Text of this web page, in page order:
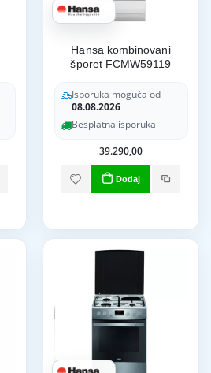
Hansa kombinovani
šporet FCMW59119
Isporuka moguća od
08.08.2026
Besplatna isporuka
39.290,00
Dodaj